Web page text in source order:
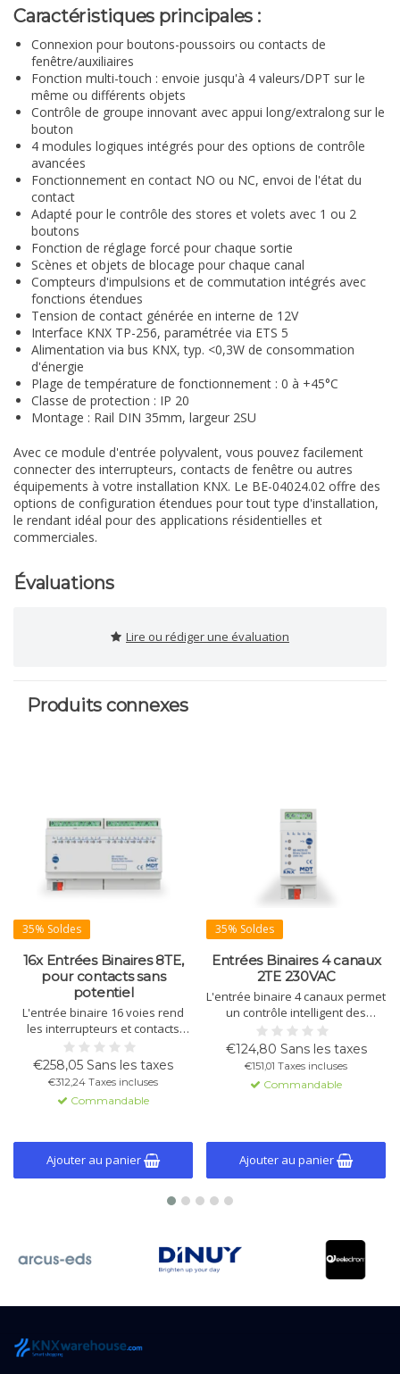
Caractéristiques principales :
Connexion pour boutons-poussoirs ou contacts de
fenêtre/auxiliaires
Fonction multi-touch : envoie jusqu'à 4 valeurs/DPT sur le
même ou différents objets
Contrôle de groupe innovant avec appui long/extralong sur le
bouton
4 modules logiques intégrés pour des options de contrôle
avancées
Fonctionnement en contact NO ou NC, envoi de l'état du
contact
Adapté pour le contrôle des stores et volets avec 1 ou 2
boutons
Fonction de réglage forcé pour chaque sortie
Scènes et objets de blocage pour chaque canal
Compteurs d'impulsions et de commutation intégrés avec
fonctions étendues
Tension de contact générée en interne de 12V
Interface KNX TP-256, paramétrée via ETS 5
Alimentation via bus KNX, typ. <0,3W de consommation
d'énergie
Plage de température de fonctionnement : 0 à +45°C
Classe de protection : IP 20
Montage : Rail DIN 35mm, largeur 2SU
Avec ce module d'entrée polyvalent, vous pouvez facilement
connecter des interrupteurs, contacts de fenêtre ou autres
équipements à votre installation KNX. Le BE-04024.02 offre des
options de configuration étendues pour tout type d'installation,
le rendant idéal pour des applications résidentielles et
commerciales.
Évaluations
Lire ou rédiger une évaluation
Produits connexes
35% Soldes
16x Entrées Binaires 8TE,
pour contacts sans
potentiel
L'entrée binaire 16 voies rend
les interrupteurs et contacts
"intelligents" dans les systèmes
KNX. Prise en charge de la
commande courte/longue,
logique intégrée, et fonctions de
comptage étendues. Idéal pour
fenêtres.
€258,05 Sans les taxes
€312,24 Taxes incluses
Commandable
Ajouter au panier
35% Soldes
Entrées Binaires 4 canaux
2TE 230VAC
L'entrée binaire 4 canaux permet
un contrôle intelligent des
interrupteurs ou contacts
conventionnels. L'appareil prend
en charge les signaux 230VAC et
est compatible KNX.
€124,80 Sans les taxes
€151,01 Taxes incluses
Commandable
Ajouter au panier